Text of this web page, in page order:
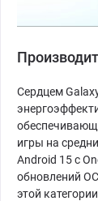
Сердцем
игры на
Android 15 с
обновлений
этой